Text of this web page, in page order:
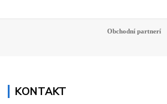
Obchodní partnerí
KONTAKT